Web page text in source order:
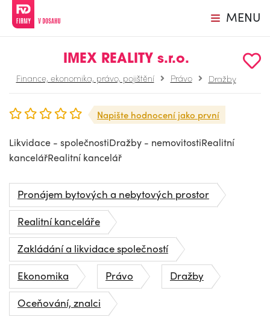
MENU
IMEX REALITY s.r.o.
Finance, ekonomika, právo, pojištění Právo Dražby
Napište hodnocení jako první
Likvidace - společnostiDražby - nemovitostiRealitní
kancelářRealitní kancelář
Pronájem bytových a nebytových prostor
Realitní kanceláře
Zakládání a likvidace společností
Ekonomika
Právo
Dražby
Oceňování, znalci